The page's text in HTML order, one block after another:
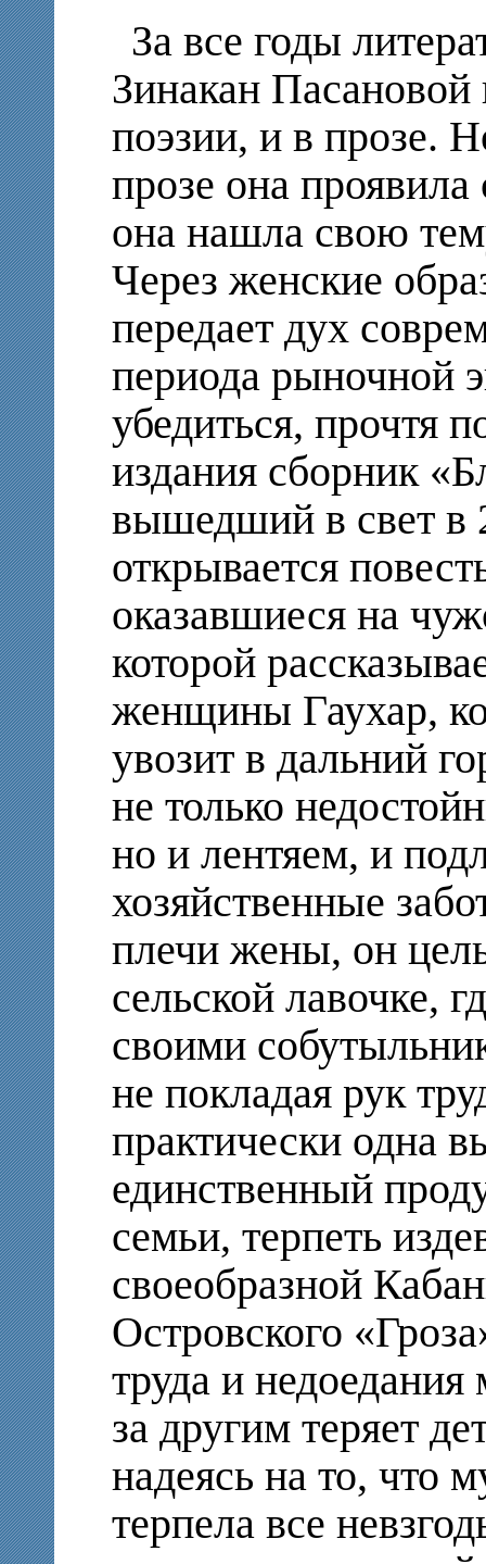
За все годы
Зинакан Пасановой
поэзии, и в прозе.
прозе она проявила
она нашла свою
Через женские
передает дух
периода рыночной
убедиться, прочтя
издания сборник
вышедший в свет в
открывается
оказавшиеся на
которой
женщины Гаухар,
увозит в дальний
не только
но и лентяем, и
хозяйственные
плечи жены, он
сельской лавочке,
своими
не покладая рук
практически одна
единственный
семьи, терпеть
своеобразной
Островского
труда и
за другим теряет
надеясь на то, что
терпела все